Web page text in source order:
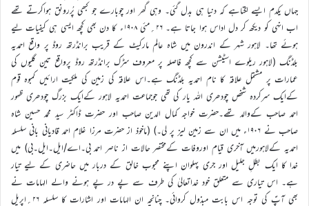
جہاں یکدم ایسے لگتاہے کہ دنیا ہی بدل گئی۔ وہی گھر اور چوبارے جو کبھی پُررونق ہواکرتے تھے
اب انہی کو دیکھ کر دل اداس ہوا جاتا ہے۔ ۲۶؍مئی ۱۹۰۸ء کا دن بھی کچھ ایسی ہی کیفیات لیے
ہوئے تھا۔ لاہور شہر کے اندرون میں شاہ عالم مارکیٹ کے قریب برانڈرتھ روڈ پر واقع احمدیہ
بلڈنگ (لاہور ریلوے اسٹیشن سے کچھ فاصلہ پر معروف سڑک برانڈرتھ روڈ پرواقع تین گلیوں کی
عمارات پر مشتمل علاقہ کا نام احمدیہ بلڈنگ ہے۔اس علاقہ کی زمین کی ملکیت ارائیں کمبوہ قوم
کےایک سرکردہ شخص چودھری اللہ یار کی تھی جوجماعت احمدیہ لاہور کےایک بزرگ چودھری ظہور
احمد صاحب کےوالد تھے۔حضرت خواجہ کمال الدین صاحب اور حضرت ڈاکٹر سید محمد حسین شاہ
صاحب نے ۱۹۰۶ء میں ان سے زمین لیز پر لی۔) (ماخوذ از حضرت مرزا غلام احمد قادیانی بانی سلسلہ
احمدیہ کےلاہورمیں آخری قیام اوروفات کےمختصر حالات از ناصر احمد بی۔اے/ایل۔ایل۔بی) میں
خدا کا ایک بطلِ جلیل اور جری پہلوان اپنے محبوب خالق کے دربار میں حاضری کے لیے تیار
ہے۔ اس تیاری سے متعلق خود خداتعالیٰ کی طرف سے پے در پے ہونے والے الہامات نے
بھی آپؑ کی توجہ اس بابت مبذول کروائی۔ چنانچہ ان الہامات اور اشارات کا سلسلہ ۲۶؍اپریل